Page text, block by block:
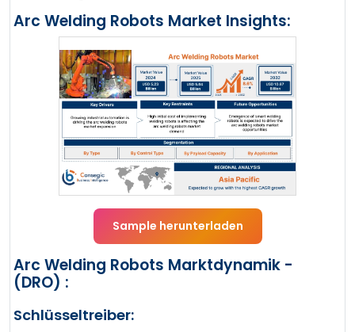
Arc Welding Robots Market Insights:
Sample herunterladen
Arc Welding Robots Marktdynamik -
(DRO) :
Schlüsseltreiber: